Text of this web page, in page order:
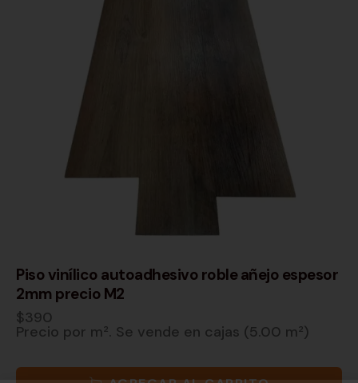
Piso vinílico autoadhesivo roble añejo espesor
2mm precio M2
$390
Precio por m². Se vende en cajas (5.00 m²)